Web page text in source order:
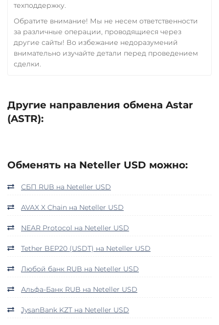
техподдержку.
Обратите внимание! Мы не несем ответственности
за различные операции, проводящиеся через
другие сайты! Во избежание недоразумений
внимательно изучайте детали перед проведением
сделки.
Другие направления обмена Astar
(ASTR):
Обменять на Neteller USD можно:
СБП RUB на Neteller USD
AVAX X Chain на Neteller USD
NEAR Protocol на Neteller USD
Tether BEP20 (USDT) на Neteller USD
Любой банк RUB на Neteller USD
Альфа-Банк RUB на Neteller USD
JysanBank KZT на Neteller USD